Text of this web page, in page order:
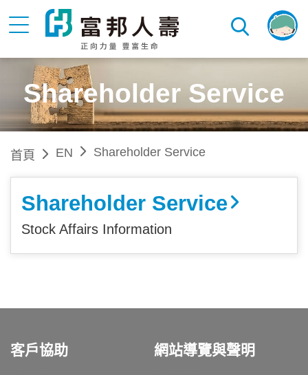
Shareholder Service
首頁 EN Shareholder Service
Shareholder Service
Stock Affairs Information
客戶協助 網站導覽與聲明